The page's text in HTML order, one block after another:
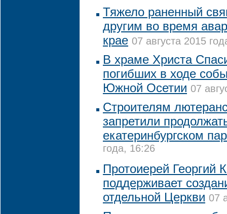
Тяжело раненный
другим во время
крае 07 августа 2015
В храме Христа
погибших в ходе
Южной Осетии 07
Строителям
запретили
екатеринбургском
года, 16:26
Протоиерей Георгий
поддерживает
отдельной Церкви 07